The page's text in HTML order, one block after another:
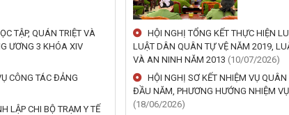
HỘI
(27/
TẬP, QUÁN TRIỆT VÀ
ƯƠNG 3 KHÓA XIV
CÔNG TÁC ĐẢNG
LẬP CHI BỘ TRẠM Y TẾ
HỘI NGHỊ TỔNG KẾT THỰC HIỆN
LUẬT DÂN QUÂN TỰ VỆ NĂM 2019,
VÀ AN NINH NĂM 2013 (10/07/2026)
HỘI NGHỊ SƠ KẾT NHIỆM VỤ
ĐẦU NĂM, PHƯƠNG HƯỚNG NHIỆM
(18/06/2026)